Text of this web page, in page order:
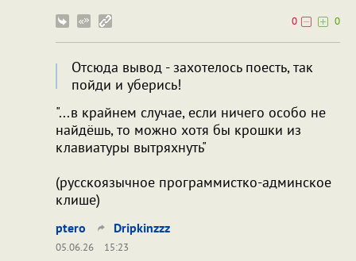
0
0
Отсюда вывод - захотелось поесть, так
пойди и уберись!
"...в крайнем случае, если ничего особо не
найдёшь, то можно хотя бы крошки из
клавиатуры вытряхнуть"
(русскоязычное программистко-админское
клише)
ptero Dripkinzzz
05.06.26
15:23